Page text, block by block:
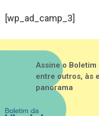
[wp_ad_camp_3]
Assine o
entre outros, às
panorama